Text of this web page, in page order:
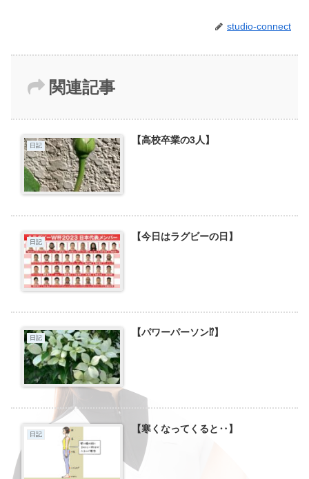
studio-connect
関連記事
日記 【高校卒業の3人】
日記 【今日はラグビーの日】
日記 【パワーパーソン⁉️】
日記 【寒くなってくると‥】